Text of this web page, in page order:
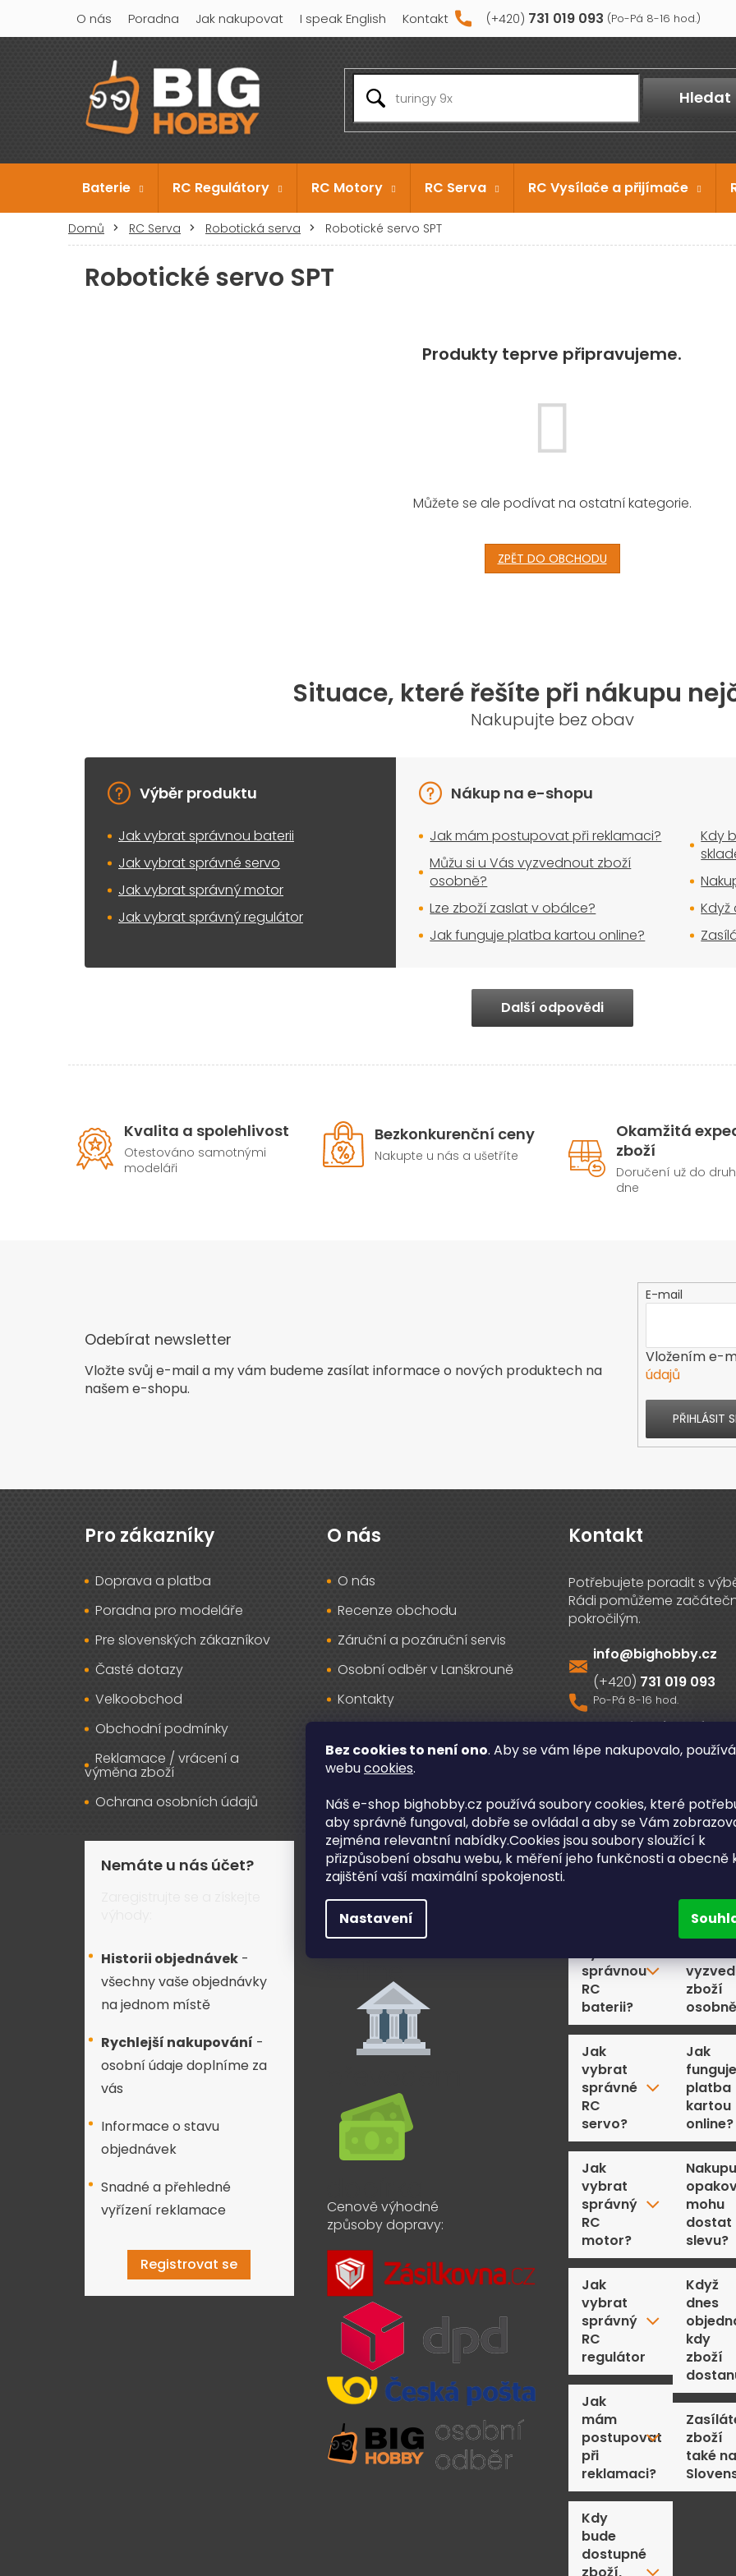
Bez cookies to není ono. Aby se vám lépe nakupovalo,
webucookies.
Náš e-shop bighobby.cz používá soubory cookies, které
aby správně fungoval, dobře se ovládal a aby se Vám
zejména relevantní nabídky.Cookies jsou soubory sloužící k
přizpůsobení obsahu webu, k měření jeho funkčnosti a obecně
zajištění vaší maximální spokojenosti.
Nastavení
obsah
731 019 093
O nás Poradna Jak nakupovat I speak English Kontakt
Hledat
Baterie RC Regulátory RC Motory RC Serva RC Vysílače a přijímače
Domů RC Serva Robotická serva Robotické servo SPT
Robotické servo SPT
Produkty teprve připravujeme.
Můžete se ale podívat na ostatní kategorie.
ZPĚT DO OBCHODU
Situace, které řešíte při nákupu
Nakupujte bez obav
Výběr produktu
Jak vybrat správnou baterii
Jak vybrat správné servo
Jak vybrat správný motor
Jak vybrat správný regulátor
Nákup na e-shopu
Jak mám postupovat při reklamaci?
Můžu si u Vás vyzvednout zboží
osobně?
Lze zboží zaslat v obálce?
Jak funguje platba kartou online?
Kdy
Další odpovědi
Kvalita a spolehlivost
Otestováno samotnými
modeláři
Bezkonkurenční ceny
Nakupte u nás a ušetříte
Okamžitá
zboží
Doručení už do
dne
Odebírat newsletter
Vložte svůj e-mail a my vám budeme zasílat informace o nových produktech na
našem e-shopu.
E-mail
Vložením e-
údajů
PŘIHLÁSIT
Pro zákazníky
Doprava a platba
Poradna pro modeláře
Pre slovenských zákazníkov
Časté dotazy
Velkoobchod
Obchodní podmínky
Reklamace / vrácení a
výměna zboží
Ochrana osobních údajů
O nás
O nás
Recenze obchodu
Záruční a pozáruční servis
Osobní odběr v Lanškrouně
Kontakty
Kontakt
info@bighobby.cz
731 019 093
Sledujte nás na
Nemáte u nás účet?
Historii objednávek -
všechny vaše objednávky
na jednom místě
Rychlejší nakupování -
osobní údaje doplníme za
vás
Informace o stavu
objednávek
Snadné a přehledné
vyřízení reklamace
Registrovat se
Pohodlná platba:
Cenově výhodné
způsoby dopravy:
správnou
RC
baterii?
Jak
vybrat
správné
RC
servo?
Jak
vybrat
správný
RC
motor?
Jak
vybrat
správný
RC
regulátor
Jak
mám
postupovat
při
reklamaci?
Kdy
bude
dostupné
Můžu si
zboží
Jak
funguje
platba
kartou
online?
mohu
dostat
slevu?
Když
dnes
kdy
zboží
zboží
také na